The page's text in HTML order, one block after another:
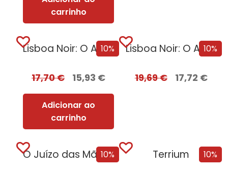
carrinho
10%
Lisboa Noir: O Ano Negro de 1929
17,70€ 15,93 €
Adicionar ao
carrinho
10%
Lisboa Noir: O Ano Negro de 1929 com EDGES
19,69€ 17,72 €
10%
O Juízo das Mãos – Volume 2 | O Dragão Serpente 10%
Terrium